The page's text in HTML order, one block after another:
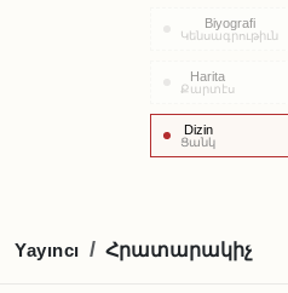
Biyografi
Կենսագրութիւն
Harita
Քարտէս
Dizin
Ցանկ
Yayıncı / Հրատարակիչ